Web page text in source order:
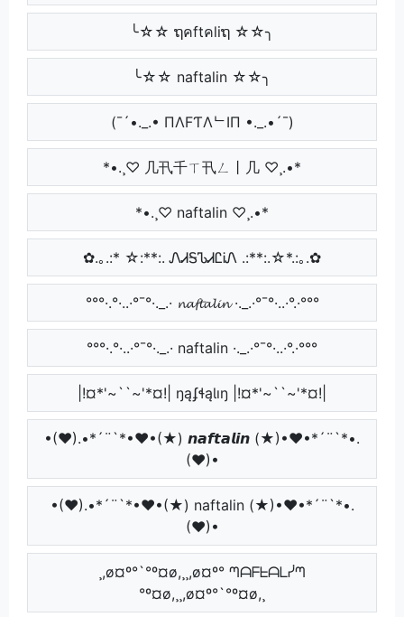
╰☆☆ ຖคftคliຖ ☆☆╮
╰☆☆ naftalin ☆☆╮
(¯´•._.• ПΛFƬΛᄂIП •._.•´¯)
*•.¸♡ 几卂千ㄒ卂ㄥ丨几 ♡¸.•*
*•.¸♡ naftalin ♡¸.•*
✿.｡.:* ☆:**:. ᏁᏗᎦᏖᏗᏝᎥᏁ .:**:.☆*.:｡.✿
°°°·.°·..·°¯°·._.· 𝓷𝓪𝓯𝓽𝓪𝓵𝓲𝓷 ·._.·°¯°·..·°.·°°°
°°°·.°·..·°¯°·._.· naftalin ·._.·°¯°·..·°.·°°°
|!¤*'~``~'*¤!| ŋąʄɬąƖıŋ |!¤*'~``~'*¤!|
•(♥).•*´¨`*•♥•(★) 𝙣𝙖𝙛𝙩𝙖𝙡𝙞𝙣 (★)•♥•*´¨`*•.
(♥)•
•(♥).•*´¨`*•♥•(★) naftalin (★)•♥•*´¨`*•.
(♥)•
¸,ø¤º°`°º¤ø,¸¸,ø¤º° ᘉᗩᖴᖶᗩᒪᓰᘉ
°º¤ø,¸¸,ø¤º°`°º¤ø,¸